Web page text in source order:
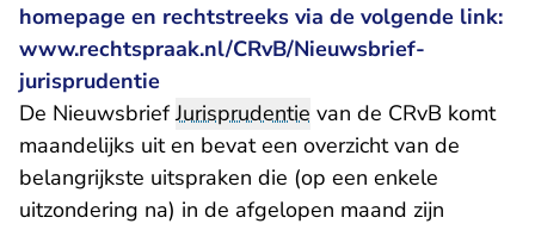
homepage en rechtstreeks via de volgende link:
www.rechtspraak.nl/CRvB/Nieuwsbrief-
jurisprudentie
De NieuwsbriefJurisprudentie van de CRvB komt
maandelijks uit en bevat een overzicht van de
belangrijkste uitspraken die (op een enkele
uitzondering na) in de afgelopen maand zijn